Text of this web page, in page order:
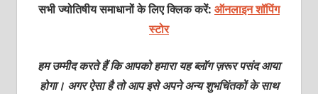
सभी ज्योतिषीय समाधानों के लिए क्लिक करें: ऑनलाइन शॉपिंग
स्टोर
हम उम्मीद करते हैं कि आपको हमारा यह ब्लॉग ज़रूर पसंद आया
होगा। अगर ऐसा है तो आप इसे अपने अन्य शुभचिंतकों के साथ